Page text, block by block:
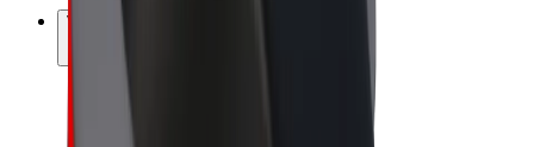
Vydělávejte s Boltem